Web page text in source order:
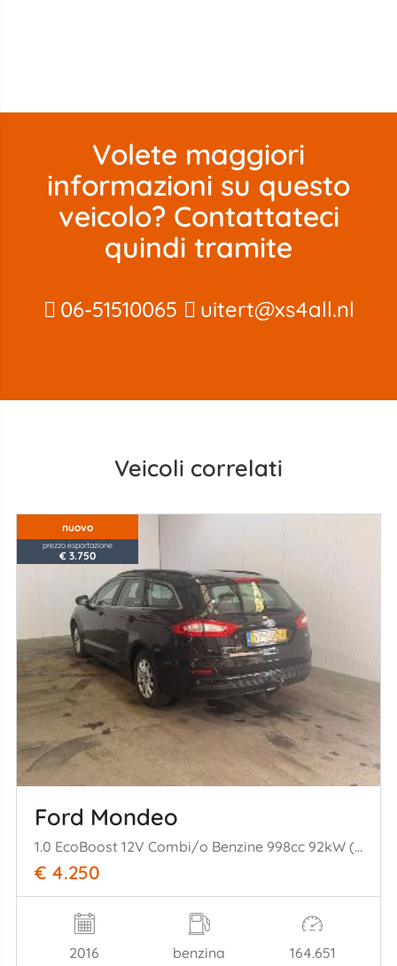
Volete maggiori
informazioni su questo
veicolo? Contattateci
quindi tramite
06-51510065 uitert@xs4all.nl
Veicoli correlati
nuovo
prezzo esportazione
€ 3.750
Ford Mondeo
1.0 EcoBoost 12V Combi/o Benzine 998cc 92kW (125pk) FWD
€ 4.250
2016 benzina 164.651